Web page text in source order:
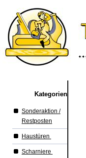
Kategorien
Sonderaktion /
Restposten
Haustüren
Scharniere